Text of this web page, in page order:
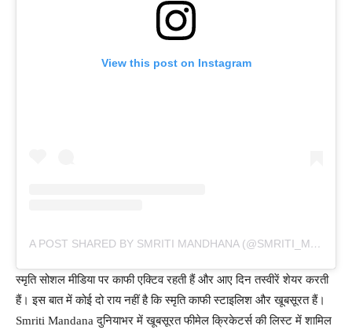
View this post on Instagram
A POST SHARED BY SMRITI MANDHANA (@SMRITI_MANDHANA)
स्मृति सोशल मीडिया पर काफी एक्टिव रहती हैं और आए दिन तस्वीरें शेयर करती
हैं। इस बात में कोई दो राय नहीं है कि स्मृति काफी स्टाइलिश और खूबसूरत हैं।
Smriti Mandana दुनियाभर में खूबसूरत फीमेल क्रिकेटर्स की लिस्ट में शामिल